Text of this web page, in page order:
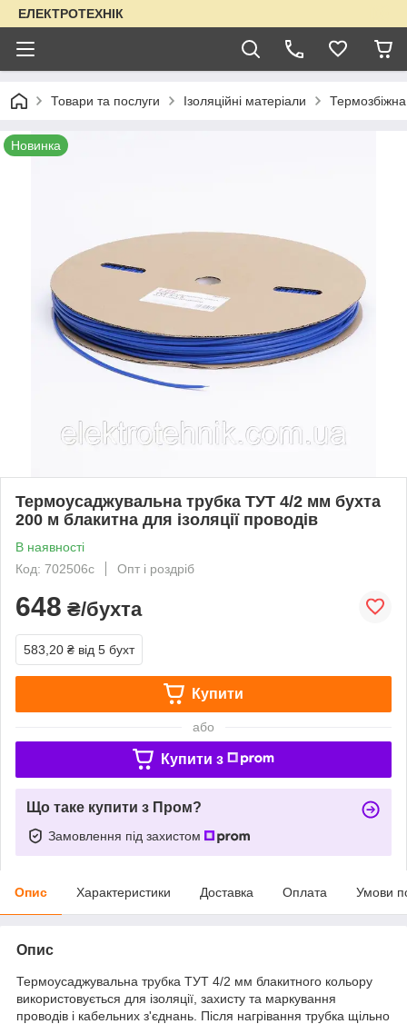
ЕЛЕКТРОТЕХНІК
Товари та послуги Ізоляційні матеріали
Новинка
Термоусаджувальна трубка ТУТ 4/2 мм бухта
200 м блакитна для ізоляції проводів
В наявності
Код: 702506с
Опт і роздріб
648 ₴/бухта
583,20 ₴ від 5 бухт
Купити
або
Купити з
Що таке купити з Пром?
Замовлення під захистом
Опис Характеристики Доставка Оплата Умови
Опис
Термоусаджувальна трубка ТУТ 4/2 мм блакитного кольору
використовується для ізоляції, захисту та маркування
проводів і кабельних з'єднань. Після нагрівання трубка щільно